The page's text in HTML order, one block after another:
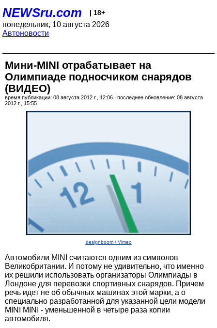
NEWSru.com | 18+
понедельник, 10 августа 2026
Автоновости
Мини-MINI отрабатывает на
Олимпиаде подносчиком снарядов
(ВИДЕО)
время публикации: 08 августа 2012 г., 12:06 | последнее обновление: 08 августа
2012 г., 15:55
designboom / Vimeo
Автомобили MINI считаются одним из символов
Великобритании. И потому не удивительно, что именно
их решили использовать организаторы Олимпиады в
Лондоне для перевозки спортивных снарядов. Причем
речь идет не об обычных машинах этой марки, а о
специально разработанной для указанной цели модели
MINI MINI - уменьшенной в четыре раза копии
автомобиля.